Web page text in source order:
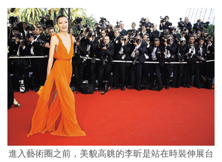
進入藝術圈之前，美貌高䠷的李昕是站在時裝伸展台